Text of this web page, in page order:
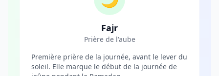
Fajr
Prière de l'aube
Première prière de la journée, avant le lever du
soleil. Elle marque le début de la journée de